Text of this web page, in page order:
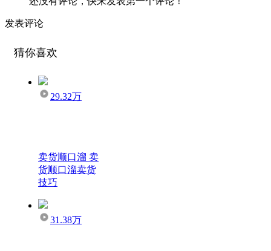
发表评论
猜你喜欢
29.32万
卖货顺口溜 卖
货顺口溜卖货
技巧
31.38万